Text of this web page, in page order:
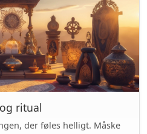
ritual
der føles helligt. Måske